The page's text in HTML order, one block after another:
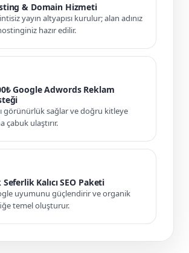
& Domain Hizmeti
yayın altyapısı kurulur; alan adınız
hazır edilir.
Google Adwords Reklam
görünürlük sağlar ve doğru kitleye
çabuk ulaştırır.
Seferlik Kalıcı SEO Paketi
uyumunu güçlendirir ve organik
temel oluşturur.